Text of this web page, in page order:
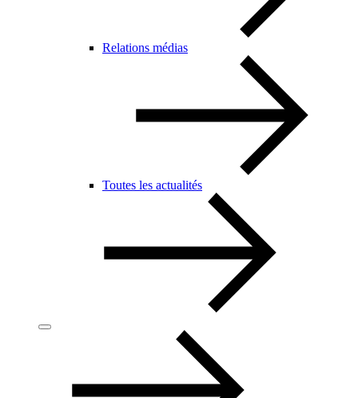
Relations médias
Toutes les actualités